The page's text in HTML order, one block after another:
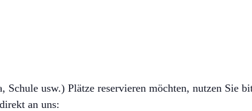
Schule usw.) Plätze reservieren möchten, nutzen Sie
an uns: